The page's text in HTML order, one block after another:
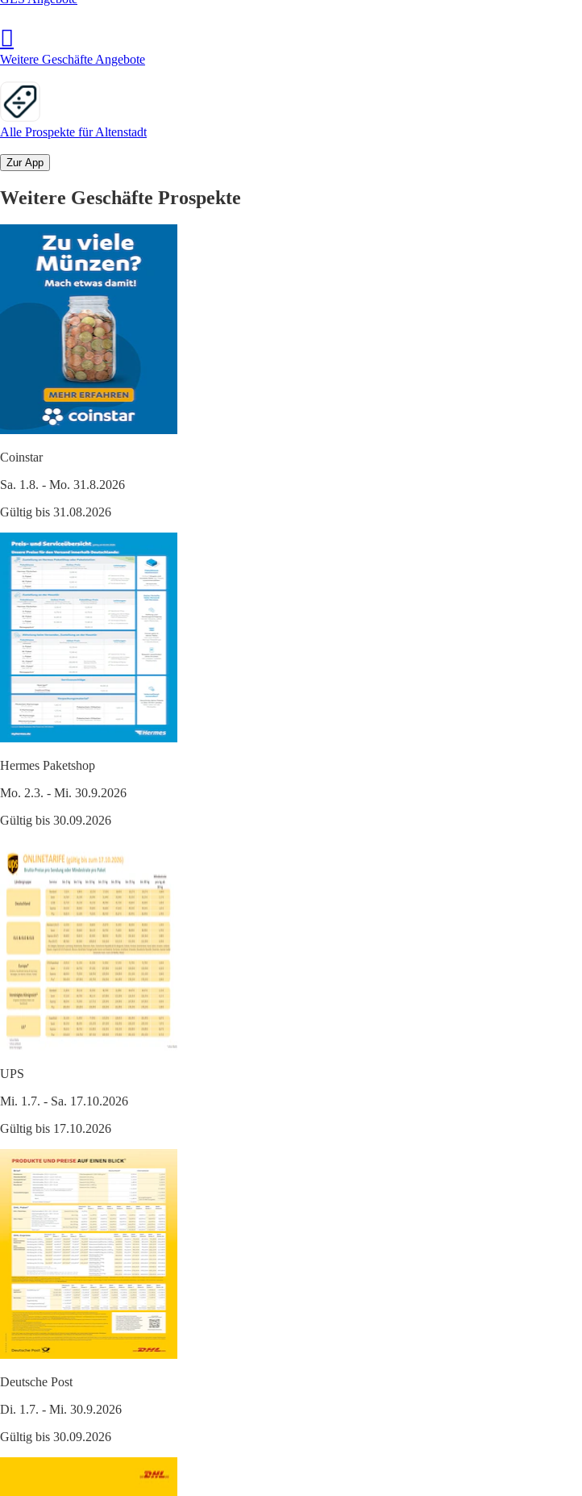
Weitere Geschäfte Angebote
Alle Prospekte für Altenstadt
Zur App
Weitere Geschäfte Prospekte
Coinstar
Sa. 1.8. - Mo. 31.8.2026
Gültig bis 31.08.2026
Hermes Paketshop
Mo. 2.3. - Mi. 30.9.2026
Gültig bis 30.09.2026
UPS
Mi. 1.7. - Sa. 17.10.2026
Gültig bis 17.10.2026
Deutsche Post
Di. 1.7. - Mi. 30.9.2026
Gültig bis 30.09.2026